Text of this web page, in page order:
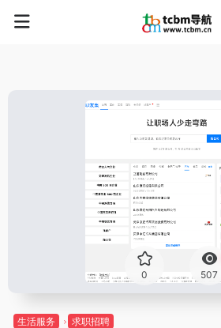
0 507
生活服务 求职招聘